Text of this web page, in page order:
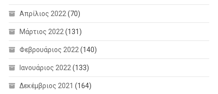
Απρίλιος 2022 (70)
Μάρτιος 2022 (131)
Φεβρουάριος 2022 (140)
Ιανουάριος 2022 (133)
Δεκέμβριος 2021 (164)